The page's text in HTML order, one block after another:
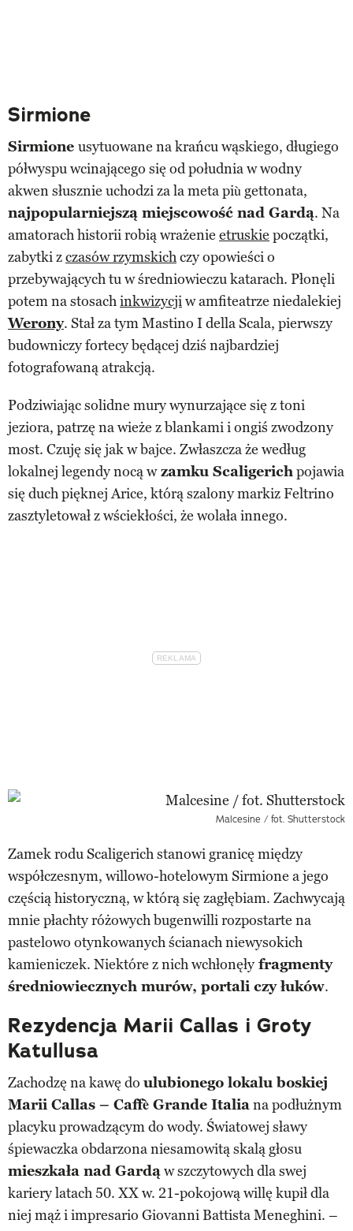
Sirmione
Sirmione usytuowane na krańcu wąskiego, długiego
półwyspu wcinającego się od południa w wodny
akwen słusznie uchodzi za la meta più gettonata,
najpopularniejszą miejscowość nad Gardą. Na
amatorach historii robią wrażenie etruskie początki,
zabytki zczasów rzymskichczy opowieści o
przebywających tu w średniowieczu katarach. Płonęli
potem na stosachinkwizycjiw amfiteatrze niedalekiej
Werony. Stał za tym Mastino I della Scala, pierwszy
budowniczy fortecy będącej dziś najbardziej
fotografowaną atrakcją.
Podziwiając solidne mury wynurzające się z toni
jeziora, patrzę na wieże z blankami i ongiś zwodzony
most. Czuję się jak w bajce. Zwłaszcza że według
lokalnej legendy nocą wzamku Scaligerichpojawia
się duch pięknej Arice, którą szalony markiz Feltrino
zasztyletował z wściekłości, że wolała innego.
Malcesine / fot. Shutterstock
Zamek rodu Scaligerich stanowi granicę między
współczesnym, willowo-hotelowym Sirmione a jego
częścią historyczną, w którą się zagłębiam. Zachwycają
mnie płachty różowych bugenwilli rozpostarte na
pastelowo otynkowanych ścianach niewysokich
kamieniczek. Niektóre z nich wchłonęły fragmenty
średniowiecznych murów, portali czy łuków.
Rezydencja Marii Callas i Groty
Katullusa
Zachodzę na kawę do ulubionego lokalu boskiej
Marii Callas – Caffè Grande Italiana podłużnym
placyku prowadzącym do wody. Światowej sławy
śpiewaczka obdarzona niesamowitą skalą głosu
mieszkała nad Gardąw szczytowych dla swej
kariery latach 50. XX w. 21-pokojową willę kupił dla
niej mąż i impresario Giovanni Battista Meneghini. –